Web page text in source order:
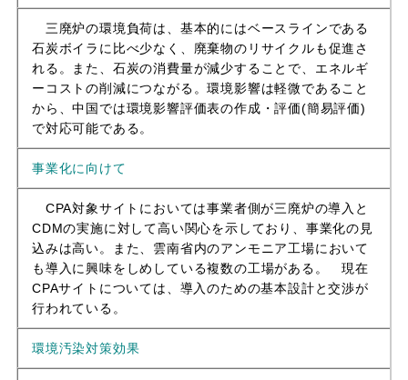
三廃炉の環境負荷は、基本的にはベースラインである
石炭ボイラに比べ少なく、廃棄物のリサイクルも促進さ
れる。また、石炭の消費量が減少することで、エネルギ
ーコストの削減につながる。環境影響は軽微であること
から、中国では環境影響評価表の作成・評価(簡易評価)
で対応可能である。
事業化に向けて
CPA対象サイトにおいては事業者側が三廃炉の導入と
CDMの実施に対して高い関心を示しており、事業化の見
込みは高い。また、雲南省内のアンモニア工場において
も導入に興味をしめしている複数の工場がある。 現在
CPAサイトについては、導入のための基本設計と交渉が
行われている。
環境汚染対策効果